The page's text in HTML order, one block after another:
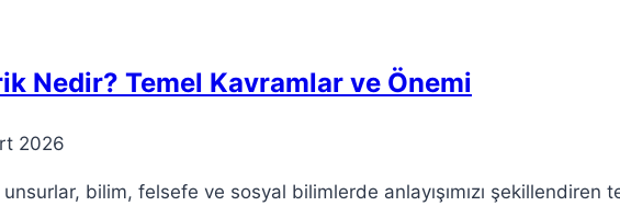
Nedir? Temel Kavramlar ve Önemi
2026
bilim, felsefe ve sosyal bilimlerde anlayışımızı şekillendiren